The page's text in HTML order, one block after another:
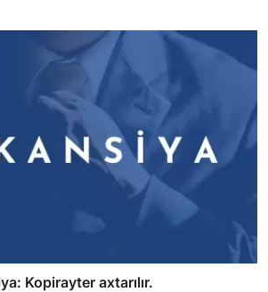
Kopirayter axtarılır.